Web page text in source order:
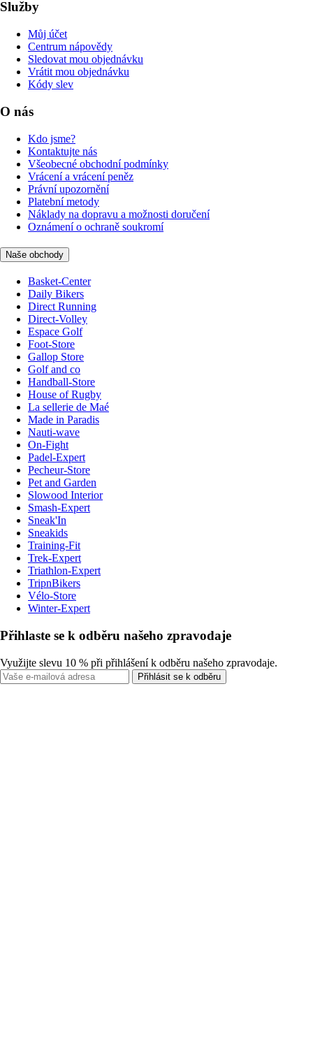
Služby
Můj účet
Centrum nápovědy
Sledovat mou objednávku
Vrátit mou objednávku
Kódy slev
O nás
Kdo jsme?
Kontaktujte nás
Všeobecné obchodní podmínky
Vrácení a vrácení peněz
Právní upozornění
Platební metody
Náklady na dopravu a možnosti doručení
Oznámení o ochraně soukromí
Naše obchody
Basket-Center
Daily Bikers
Direct Running
Direct-Volley
Espace Golf
Foot-Store
Gallop Store
Golf and co
Handball-Store
House of Rugby
La sellerie de Maé
Made in Paradis
Nauti-wave
On-Fight
Padel-Expert
Pecheur-Store
Pet and Garden
Slowood Interior
Smash-Expert
Sneak'In
Sneakids
Training-Fit
Trek-Expert
Triathlon-Expert
TripnBikers
Vélo-Store
Winter-Expert
Přihlaste se k odběru našeho zpravodaje
Využijte slevu 10 % při přihlášení k odběru našeho zpravodaje.
Přihlásit se k odběru